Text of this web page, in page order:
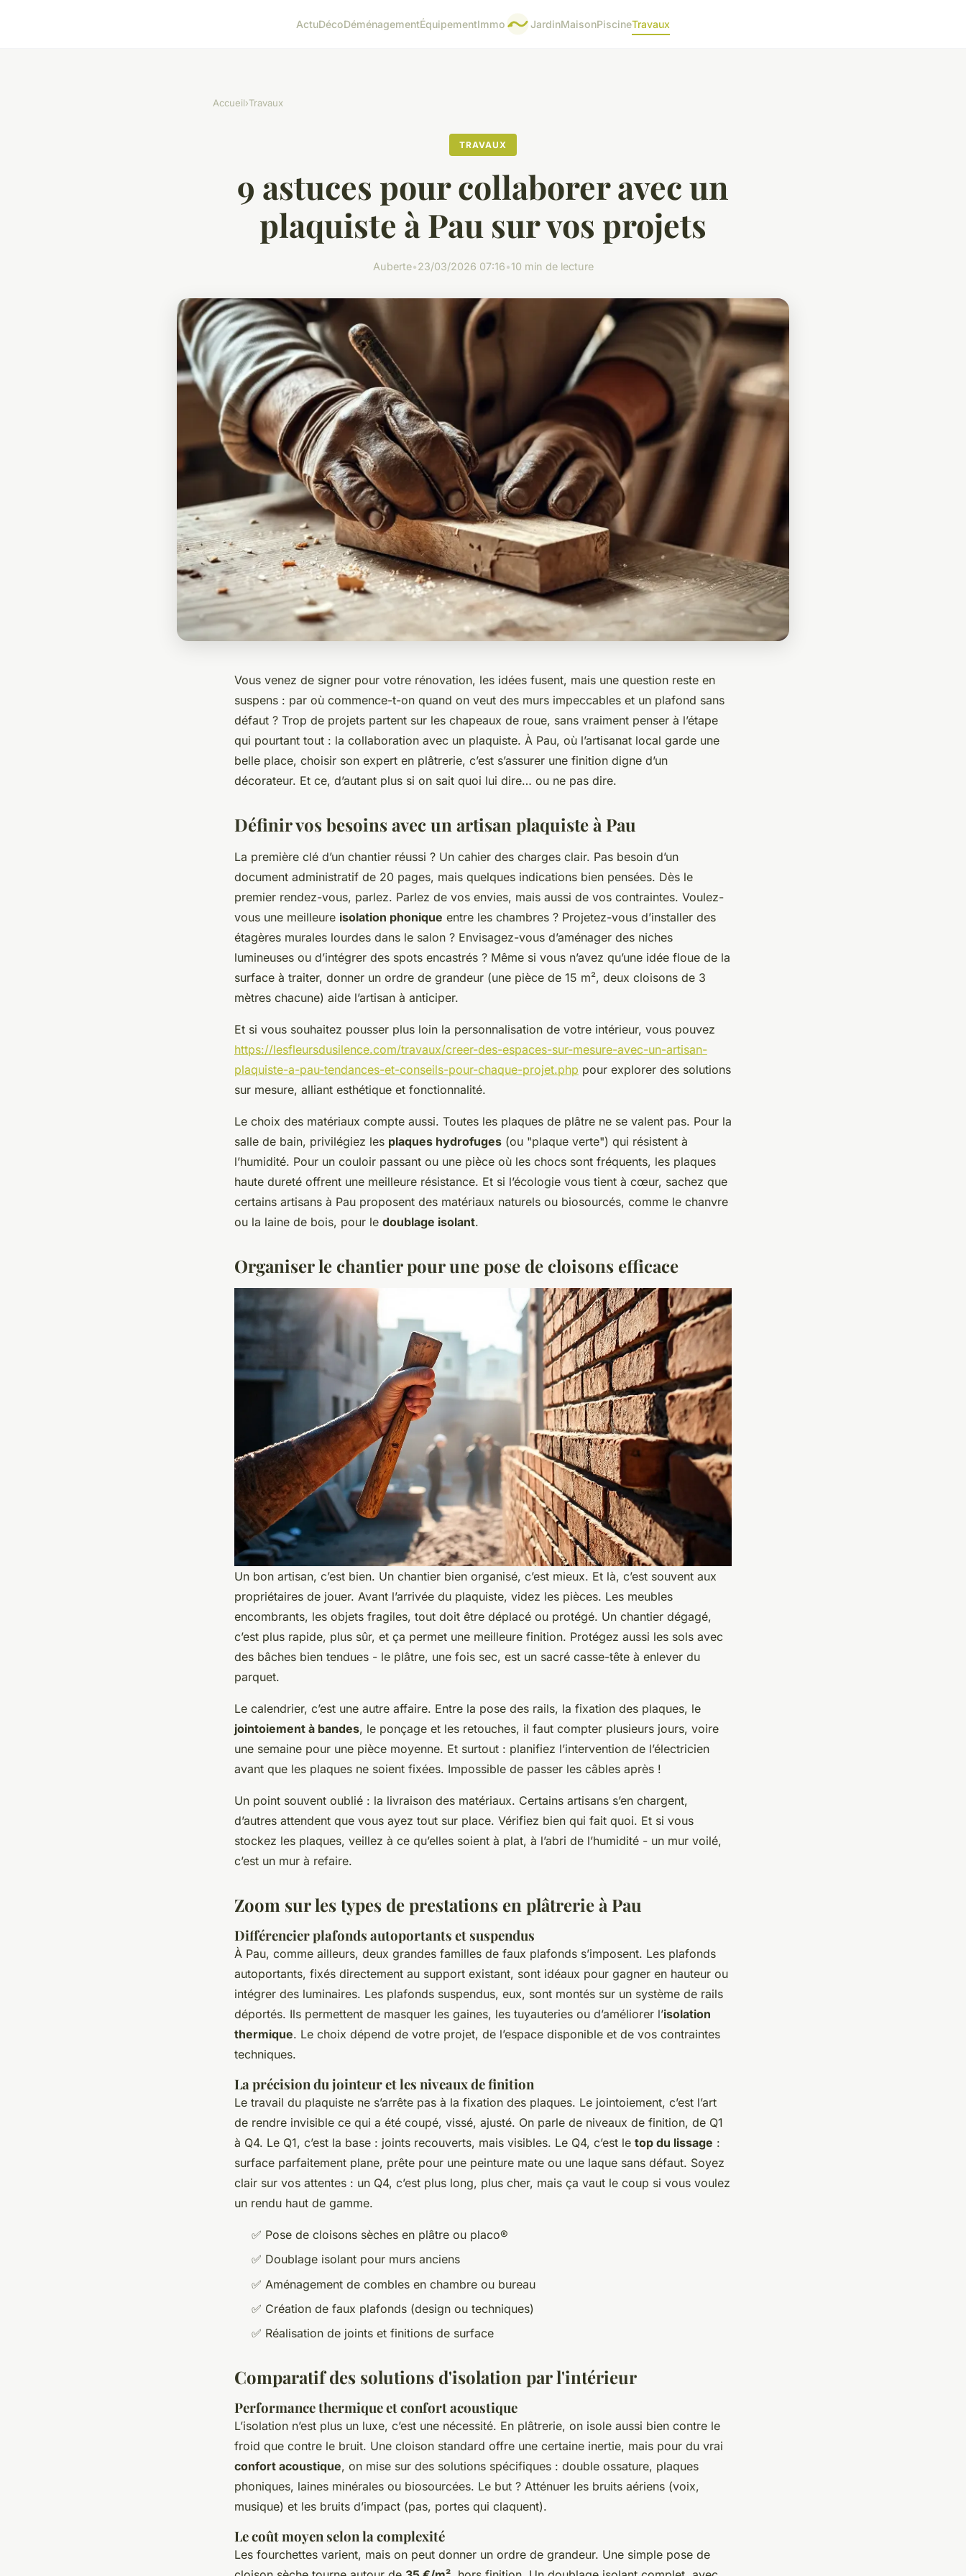
ActuDécoDéménagementÉquipementImmo JardinMaisonPiscineTravaux
Accueil›Travaux
TRAVAUX
9 astuces pour collaborer avec un
plaquiste à Pau sur vos projets
Auberte•23/03/2026 07:16•10 min de lecture
Vous venez de signer pour votre rénovation, les idées fusent, mais une question reste en
suspens : par où commence-t-on quand on veut des murs impeccables et un plafond sans
défaut ? Trop de projets partent sur les chapeaux de roue, sans vraiment penser à l’étape
qui pourtant tout : la collaboration avec un plaquiste. À Pau, où l’artisanat local garde une
belle place, choisir son expert en plâtrerie, c’est s’assurer une finition digne d’un
décorateur. Et ce, d’autant plus si on sait quoi lui dire… ou ne pas dire.
Définir vos besoins avec un artisan plaquiste à Pau
La première clé d’un chantier réussi ? Un cahier des charges clair. Pas besoin d’un
document administratif de 20 pages, mais quelques indications bien pensées. Dès le
premier rendez-vous, parlez. Parlez de vos envies, mais aussi de vos contraintes. Voulez-
vous une meilleure isolation phonique entre les chambres ? Projetez-vous d’installer des
étagères murales lourdes dans le salon ? Envisagez-vous d’aménager des niches
lumineuses ou d’intégrer des spots encastrés ? Même si vous n’avez qu’une idée floue de la
surface à traiter, donner un ordre de grandeur (une pièce de 15 m², deux cloisons de 3
mètres chacune) aide l’artisan à anticiper.
Et si vous souhaitez pousser plus loin la personnalisation de votre intérieur, vous pouvez
https://lesfleursdusilence.com/travaux/creer-des-espaces-sur-mesure-avec-un-artisan-
plaquiste-a-pau-tendances-et-conseils-pour-chaque-projet.php pour explorer des solutions
sur mesure, alliant esthétique et fonctionnalité.
Le choix des matériaux compte aussi. Toutes les plaques de plâtre ne se valent pas. Pour la
salle de bain, privilégiez les plaques hydrofuges (ou "plaque verte") qui résistent à
l’humidité. Pour un couloir passant ou une pièce où les chocs sont fréquents, les plaques
haute dureté offrent une meilleure résistance. Et si l’écologie vous tient à cœur, sachez que
certains artisans à Pau proposent des matériaux naturels ou biosourcés, comme le chanvre
ou la laine de bois, pour le doublage isolant.
Organiser le chantier pour une pose de cloisons efficace
Un bon artisan, c’est bien. Un chantier bien organisé, c’est mieux. Et là, c’est souvent aux
propriétaires de jouer. Avant l’arrivée du plaquiste, videz les pièces. Les meubles
encombrants, les objets fragiles, tout doit être déplacé ou protégé. Un chantier dégagé,
c’est plus rapide, plus sûr, et ça permet une meilleure finition. Protégez aussi les sols avec
des bâches bien tendues - le plâtre, une fois sec, est un sacré casse-tête à enlever du
parquet.
Le calendrier, c’est une autre affaire. Entre la pose des rails, la fixation des plaques, le
jointoiement à bandes, le ponçage et les retouches, il faut compter plusieurs jours, voire
une semaine pour une pièce moyenne. Et surtout : planifiez l’intervention de l’électricien
avant que les plaques ne soient fixées. Impossible de passer les câbles après !
Un point souvent oublié : la livraison des matériaux. Certains artisans s’en chargent,
d’autres attendent que vous ayez tout sur place. Vérifiez bien qui fait quoi. Et si vous
stockez les plaques, veillez à ce qu’elles soient à plat, à l’abri de l’humidité - un mur voilé,
c’est un mur à refaire.
Zoom sur les types de prestations en plâtrerie à Pau
Différencier plafonds autoportants et suspendus
À Pau, comme ailleurs, deux grandes familles de faux plafonds s’imposent. Les plafonds
autoportants, fixés directement au support existant, sont idéaux pour gagner en hauteur ou
intégrer des luminaires. Les plafonds suspendus, eux, sont montés sur un système de rails
déportés. Ils permettent de masquer les gaines, les tuyauteries ou d’améliorer l’isolation
thermique. Le choix dépend de votre projet, de l’espace disponible et de vos contraintes
techniques.
La précision du jointeur et les niveaux de finition
Le travail du plaquiste ne s’arrête pas à la fixation des plaques. Le jointoiement, c’est l’art
de rendre invisible ce qui a été coupé, vissé, ajusté. On parle de niveaux de finition, de Q1
à Q4. Le Q1, c’est la base : joints recouverts, mais visibles. Le Q4, c’est le top du lissage :
surface parfaitement plane, prête pour une peinture mate ou une laque sans défaut. Soyez
clair sur vos attentes : un Q4, c’est plus long, plus cher, mais ça vaut le coup si vous voulez
un rendu haut de gamme.
✅ Pose de cloisons sèches en plâtre ou placo®
✅ Doublage isolant pour murs anciens
✅ Aménagement de combles en chambre ou bureau
✅ Création de faux plafonds (design ou techniques)
✅ Réalisation de joints et finitions de surface
Comparatif des solutions d'isolation par l'intérieur
Performance thermique et confort acoustique
L’isolation n’est plus un luxe, c’est une nécessité. En plâtrerie, on isole aussi bien contre le
froid que contre le bruit. Une cloison standard offre une certaine inertie, mais pour du vrai
confort acoustique, on mise sur des solutions spécifiques : double ossature, plaques
phoniques, laines minérales ou biosourcées. Le but ? Atténuer les bruits aériens (voix,
musique) et les bruits d’impact (pas, portes qui claquent).
Le coût moyen selon la complexité
Les fourchettes varient, mais on peut donner un ordre de grandeur. Une simple pose de